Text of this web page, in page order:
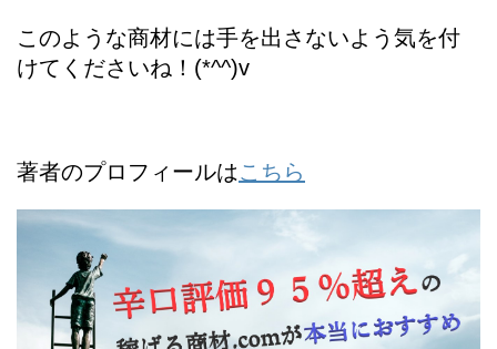
このような商材には手を出さないよう気を付
けてくださいね！(*^^)v
著者のプロフィールはこちら